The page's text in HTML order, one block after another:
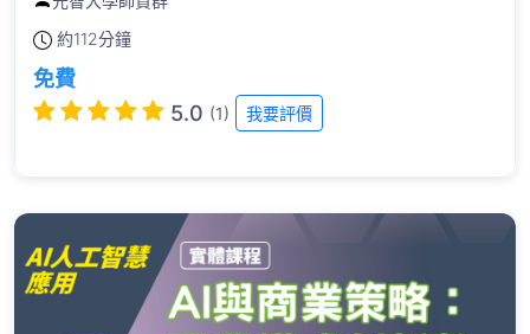
約112分鐘
免費
5.0 (1) 我要評價